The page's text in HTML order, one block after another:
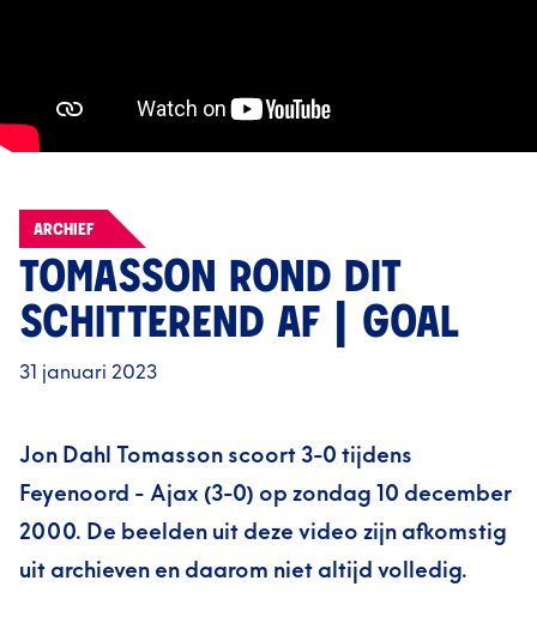
ARCHIEF
TOMASSON ROND DIT
SCHITTEREND AF | GOAL
31 januari 2023
Jon Dahl Tomasson scoort 3-0 tijdens
Feyenoord - Ajax (3-0) op zondag 10 december
2000. De beelden uit deze video zijn afkomstig
uit archieven en daarom niet altijd volledig.